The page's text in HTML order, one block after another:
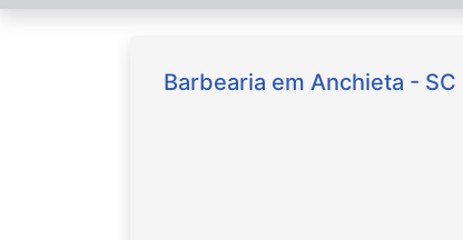
Barbearia em Anchieta -